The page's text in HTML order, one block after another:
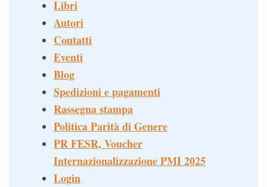
Libri
Autori
Contatti
Eventi
Blog
Spedizioni e pagamenti
Rassegna stampa
Politica Parità di Genere
PR FESR, Voucher
Internazionalizzazione PMI 2025
Login